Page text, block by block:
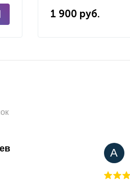
1 900 руб.
A